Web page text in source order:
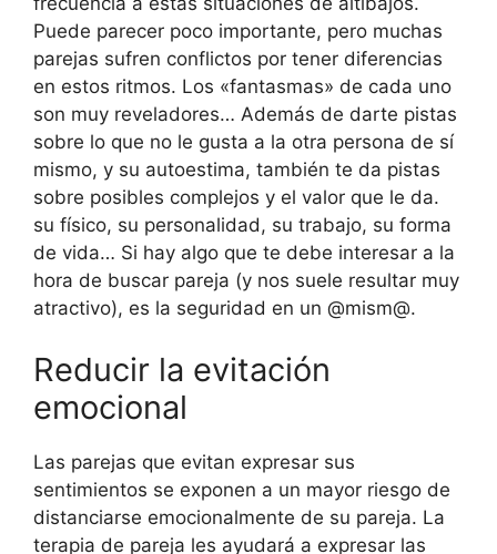
Puede parecer poco importante, pero muchas
parejas sufren conflictos por tener diferencias
en estos ritmos. Los «fantasmas» de cada uno
son muy reveladores… Además de darte pistas
sobre lo que no le gusta a la otra persona de sí
mismo, y su autoestima, también te da pistas
sobre posibles complejos y el valor que le da.
su físico, su personalidad, su trabajo, su forma
de vida… Si hay algo que te debe interesar a la
hora de buscar pareja (y nos suele resultar muy
atractivo), es la seguridad en un @mism@.
Reducir la evitación
emocional
Las parejas que evitan expresar sus
sentimientos se exponen a un mayor riesgo de
distanciarse emocionalmente de su pareja. La
terapia de pareja les ayudará a expresar las